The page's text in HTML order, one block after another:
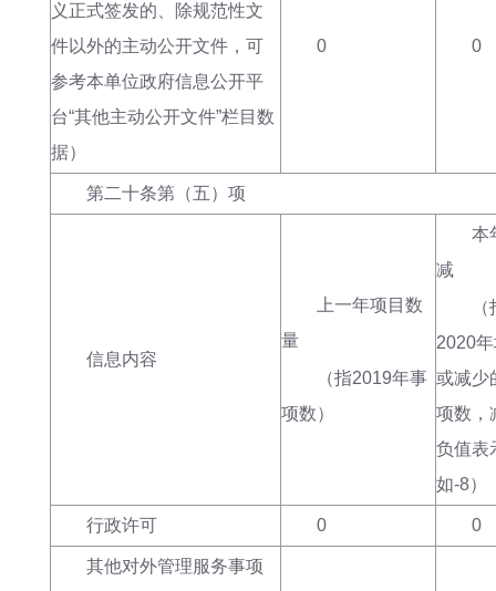
义正式签发的、除规范性文
件以外的主动公开文件，可
参考本单位政府信息公开平
台“其他主动公开文件”栏目数
据）
0 0
第二十条第（五）项
信息内容
上一年项目数
量
（指2019年事
项数）
本
减
2020
或减少
项数，
负值表
如-8）
行政许可 0 0
其他对外管理服务事项